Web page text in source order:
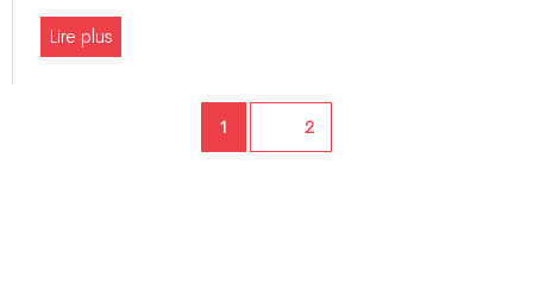
Lire plus
Page
1 Page2